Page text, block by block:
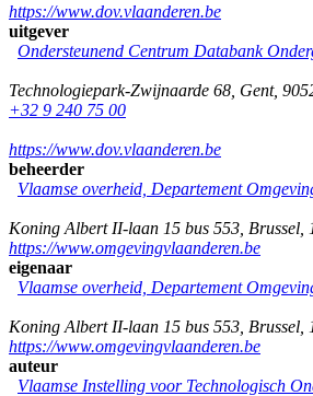
https://www.dov.vlaanderen.be
uitgever
Ondersteunend Centrum Databank
Technologiepark-Zwijnaarde 68 Gent,
+32 9 240 75 00
https://www.dov.vlaanderen.be
beheerder
Vlaamse overheid, Departement
Koning Albert II-laan 15 bus 553 Brussel
https://www.omgevingvlaanderen.be
eigenaar
Vlaamse overheid, Departement
Koning Albert II-laan 15 bus 553 Brussel
https://www.omgevingvlaanderen.be
auteur
Vlaamse Instelling voor Technologisch